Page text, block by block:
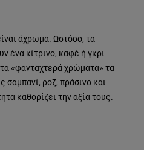
άχρωμα. Ωστόσο, τα
ένα κίτρινο, καφέ ή γκρι
«φανταχτερά χρώματα» τα
σαμπανί, ροζ, πράσινο και
καθορίζει την αξία τους.